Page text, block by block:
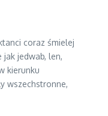
coraz śmielej
jedwab, len,
kierunku
wszechstronne,